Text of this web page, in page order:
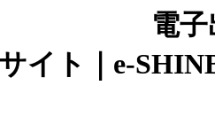
電
イト｜e-